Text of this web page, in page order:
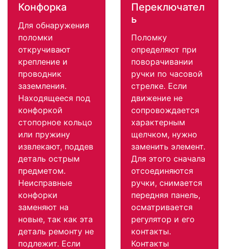
Конфорка
Для обнаружения
поломки
откручивают
крепление и
проводник
заземления.
Находящееся под
конфоркой
стопорное кольцо
или пружину
извлекают, поддев
деталь острым
предметом.
Неисправные
конфорки
заменяют на
новые, так как эта
деталь ремонту не
подлежит. Если
Переключател
ь
Поломку
определяют при
поворачивании
ручки по часовой
стрелке. Если
движение не
сопровождается
характерным
щелчком, нужно
заменить элемент.
Для этого сначала
отсоединяются
ручки, снимается
передняя панель,
осматривается
регулятор и его
контакты.
Контакты